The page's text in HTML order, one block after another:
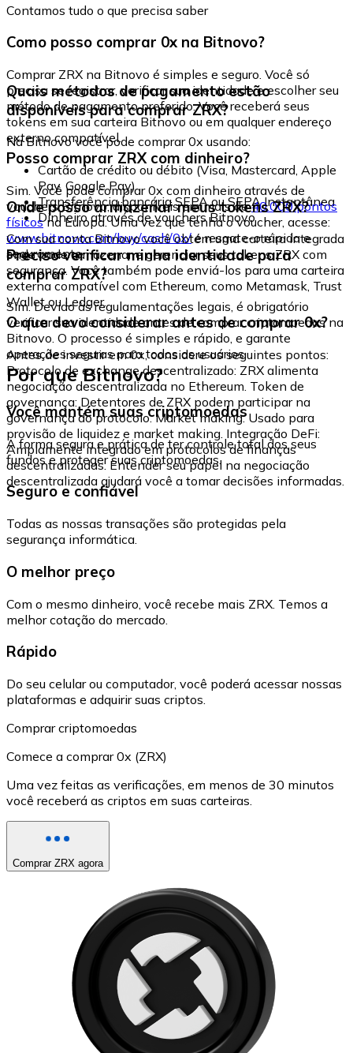
Contamos tudo o que precisa saber
Como posso comprar 0x na Bitnovo?
Comprar ZRX na Bitnovo é simples e seguro. Você só
precisa se registrar, verificar sua identidade e escolher seu
método de pagamento preferido. Você receberá seus
tokens em sua carteira Bitnovo ou em qualquer endereço
externo compatível.
Quais métodos de pagamento estão
disponíveis para comprar ZRX?
Na Bitnovo você pode comprar 0x usando:
Cartão de crédito ou débito (Visa, Mastercard, Apple
Pay, Google Pay)
Transferência bancária SEPA ou SEPA Instantânea
Dinheiro através de vouchers Bitnovo
Posso comprar ZRX com dinheiro?
Sim. Você pode comprar 0x com dinheiro através de
vouchers Bitnovo, disponíveis em mais de40.000 pontos
físicosna Europa. Uma vez que tenha o voucher, acesse:
www.bitnovo.com/buy/cash/0x/e resgate-o rápida e
seguramente.
Onde posso armazenar meus tokens ZRX?
Com sua conta Bitnovo você obtém uma carteira integrada
onde pode armazenar e gerenciar seus tokens ZRX com
segurança. Você também pode enviá-los para uma carteira
externa compatível com Ethereum, como Metamask, Trust
Wallet ou Ledger.
Preciso verificar minha identidade para
comprar ZRX?
Sim. Devido às regulamentações legais, é obrigatório
verificar sua identidade antes de comprar criptomoedas na
Bitnovo. O processo é simples e rápido, e garante
operações seguras para todos os usuários.
O que devo considerar antes de comprar 0x?
Antes de investir em 0x, considere os seguintes pontos:
Protocolo de exchange descentralizado: ZRX alimenta
negociação descentralizada no Ethereum. Token de
governança: Detentores de ZRX podem participar na
governança do protocolo. Market making: Usado para
provisão de liquidez e market making. Integração DeFi:
Amplamente integrado em protocolos de finanças
descentralizadas. Entender seu papel na negociação
descentralizada ajudará você a tomar decisões informadas.
Por que Bitnovo?
Você mantém suas criptomoedas
A forma segura e prática de ter controle total dos seus
fundos e proteger suas criptomoedas.
Seguro e confiável
Todas as nossas transações são protegidas pela
segurança informática.
O melhor preço
Com o mesmo dinheiro, você recebe mais ZRX. Temos a
melhor cotação do mercado.
Rápido
Do seu celular ou computador, você poderá acessar nossas
plataformas e adquirir suas criptos.
Comprar criptomoedas
Comece a comprar 0x (ZRX)
Uma vez feitas as verificações, em menos de 30 minutos
você receberá as criptos em suas carteiras.
Comprar ZRX agora